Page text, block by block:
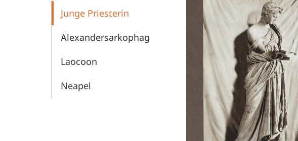
Bildarchiv
Foto
Marburg
Junge Priesterin
Alexandersarkophag
Laocoon
Neapel